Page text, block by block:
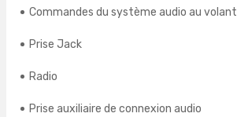
Commandes du système audio au volant
Prise Jack
Radio
Prise auxiliaire de connexion audio